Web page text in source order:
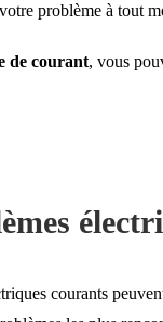
problème à tout
de courant, vous
courants